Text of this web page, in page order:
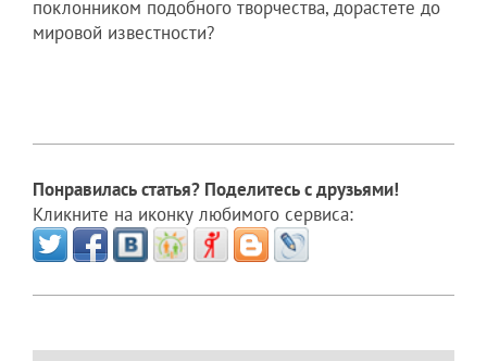
поклонником подобного творчества, дорастете до
мировой известности?
Понравилась статья? Поделитесь с друзьями!
Кликните на иконку любимого сервиса: